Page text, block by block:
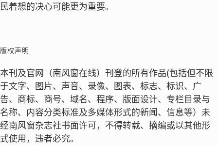
民着想的决心可能更为重要。
版权声明
本刊及官网（南风窗在线）刊登的所有作品(包括但不限
于文字、图片、声音、录像、图表、标志、标识、广
告、商标、商号、域名、程序、版面设计、专栏目录与
名称、内容分类标准及多媒体形式的新闻、信息等）未
经南风窗杂志社书面许可，不得转载、摘编或以其他形
式使用，违者必究。